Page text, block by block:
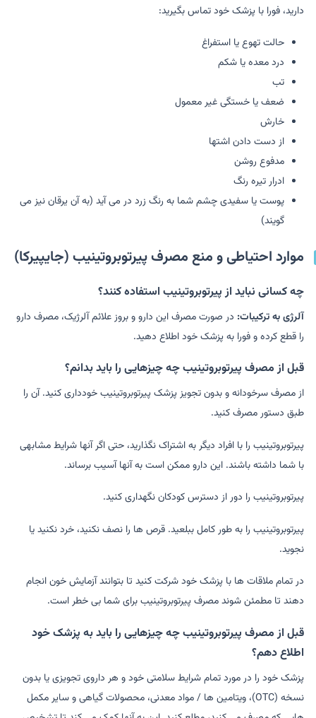
دارید، فورا با پزشک خود تماس بگیرید:
حالت تهوع یا استفراغ
درد معده یا شکم
تب
ضعف یا خستگی غیر معمول
خارش
از دست دادن اشتها
مدفوع روشن
ادرار تیره رنگ
پوست یا سفیدی چشم شما به رنگ زرد در می آید (به آن یرقان نیز می
گویند)
موارد احتیاطی و منع مصرف پیرتوبروتینیب (جایپیرکا)
چه کسانی نباید از پیرتوبروتینیب استفاده کنند؟
آلرژی به ترکیبات: در صورت مصرف این دارو و بروز علائم آلرژیک، مصرف دارو
را قطع کرده و فورا به پزشک خود اطلاع دهید.
قبل از مصرف پیرتوبروتینیب چه چیزهایی را باید بدانم؟
از مصرف سرخودانه و بدون تجویز پزشک پیرتوبروتینیب خودداری کنید. آن را
طبق دستور مصرف کنید.
پیرتوبروتینیب را با افراد دیگر به اشتراک نگذارید، حتی اگر آنها شرایط مشابهی
با شما داشته باشند. این دارو ممکن است به آنها آسیب برساند.
پیرتوبروتینیب را دور از دسترس کودکان نگهداری کنید.
پیرتوبروتینیب را به طور کامل ببلعید. قرص ها را نصف نکنید، خرد نکنید یا
نجوید.
در تمام ملاقات ها با پزشک خود شرکت کنید تا بتوانند آزمایش خون انجام
دهند تا مطمئن شوند مصرف پیرتوبروتینیب برای شما بی خطر است.
قبل از مصرف پیرتوبروتینیب چه چیزهایی را باید به پزشک خود
اطلاع دهم؟
پزشک خود را در مورد تمام شرایط سلامتی خود و هر داروی تجویزی یا بدون
نسخه (OTC)، ویتامین ها / مواد معدنی، محصولات گیاهی و سایر مکمل